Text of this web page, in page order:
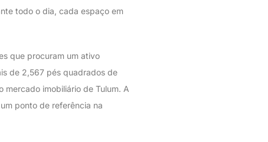
todo o dia, cada espaço em
que procuram um ativo
de 2,567 pés quadrados de
imobiliário de Tulum. A
ponto de referência na